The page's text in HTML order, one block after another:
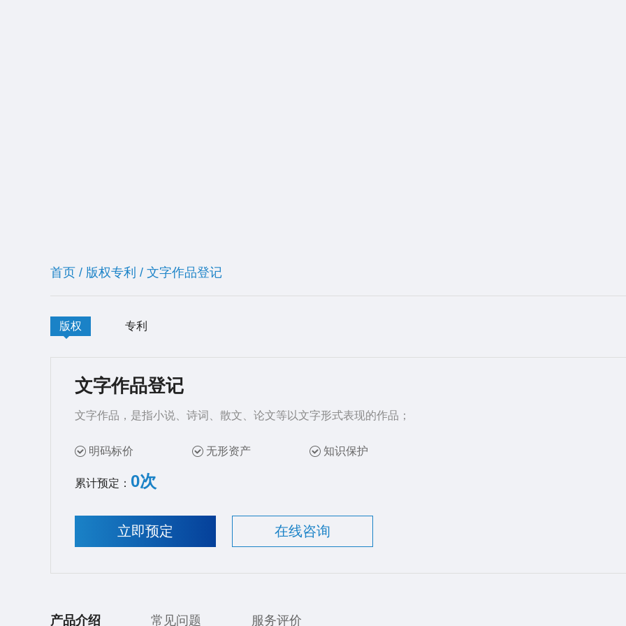
首页 / 版权专利 / 文字作品登记
版权 专利
文字作品登记
文字作品，是指小说、诗词、散文、论文等以文字形式表现的作品；
明码标价 无形资产 知识保护
累计预定： 0次
立即预定 在线咨询
产品介绍 常见问题 服务评价